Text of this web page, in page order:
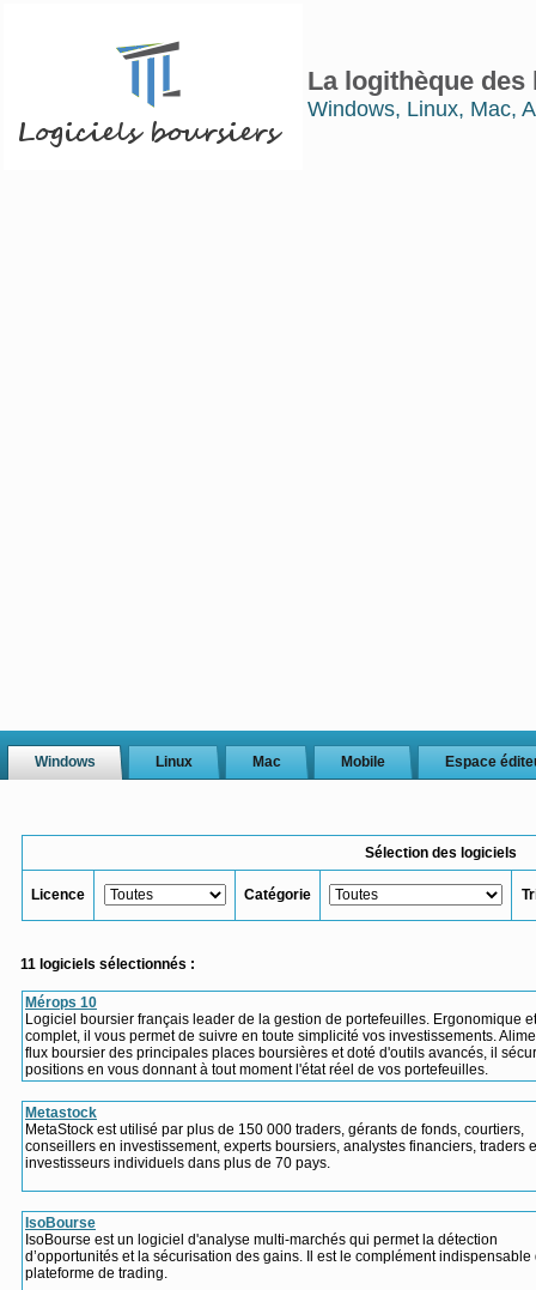
La logithèque
Windows, Linux, Mac,
Windows Linux Mac Mobile Espace
Sélection des logiciels
Licence Catégorie
11 logiciels sélectionnés :
Mérops 10
Logiciel boursier français leader de la gestion de portefeuilles. Ergonomique et
complet, il vous permet de suivre en toute simplicité vos investissements.
flux boursier des principales places boursières et doté d'outils avancés, il
positions en vous donnant à tout moment l'état réel de vos portefeuilles.
Metastock
MetaStock est utilisé par plus de 150 000 traders, gérants de fonds, courtiers,
conseillers en investissement, experts boursiers, analystes financiers, traders
investisseurs individuels dans plus de 70 pays.
IsoBourse
IsoBourse est un logiciel d'analyse multi-marchés qui permet la détection
d’opportunités et la sécurisation des gains. Il est le complément indispensable
plateforme de trading.